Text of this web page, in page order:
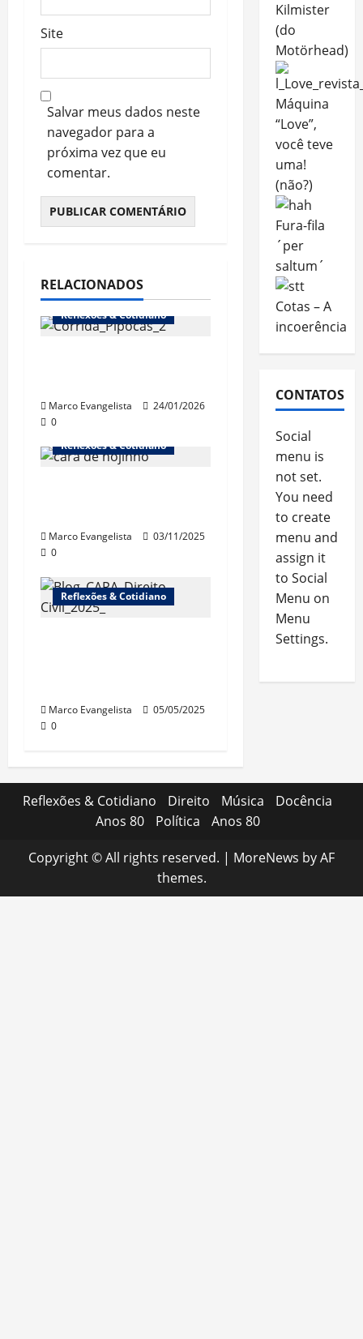
Site
Salvar meus dados neste
navegador para a
próxima vez que eu
comentar.
RELACIONADOS
Reflexões & Cotidiano
Marco Evangelista
24/01/2026
0
Reflexões & Cotidiano
Marco Evangelista
03/11/2025
0
Reflexões & Cotidiano
Marco Evangelista
05/05/2025
0
Kilmister
(do
Motörhead)
Máquina
“Love”,
você teve
uma!
(não?)
Fura-fila
´per
saltum´
Cotas – A
incoerência
CONTATOS
Social
menu is
not set.
You need
to create
menu and
assign it
to Social
Menu on
Menu
Settings.
Reflexões & Cotidiano Direito Música
Docência
Anos 80
Política Anos 80
Copyright © All rights reserved. | MoreNews by AF
themes.